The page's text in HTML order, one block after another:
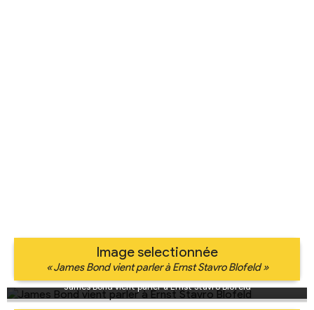
Image selectionnée
« James Bond vient parler à Ernst Stavro Blofeld »
James Bond vient parler à Ernst Stavro Blofeld